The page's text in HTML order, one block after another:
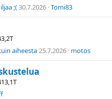
;(30.7.2026 Tomi83
aiheesta25.7.2026 motos